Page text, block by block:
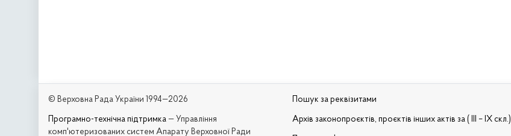
© Верховна Рада України 1994—2026
Програмно-технічна підтримка — Управління
комп'ютеризованих систем Апарату Верховної Ради
Пошук за реквізитами
Архів законопроєктів, проєктів інших актів за ( III – IX скл.)